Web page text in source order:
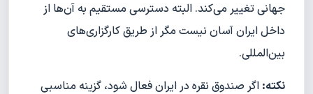
جهانی تغییر می‌کند. البته دسترسی مستقیم به آن‌ها از
داخل ایران آسان نیست مگر از طریق کارگزاری‌های
بین‌المللی.
نکته: اگر صندوق نقره در ایران فعال شود، گزینه مناسبی